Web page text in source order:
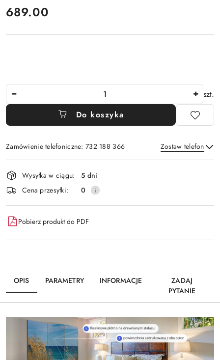
cena:
689.00
szt.
Do koszyka
Zamówienie telefoniczne: 732 188 366 Zostaw telefon
Wyślij
Dostępność
i
dostawa
Wysyłka w ciągu:
5 dni
Cena przesyłki:
0
Pobierz produkt do PDF
OPIS PARAMETRY INFORMACJE
ZADAJ
PYTANIE